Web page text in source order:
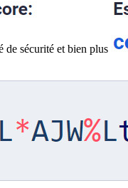
de sécurité et bien plus